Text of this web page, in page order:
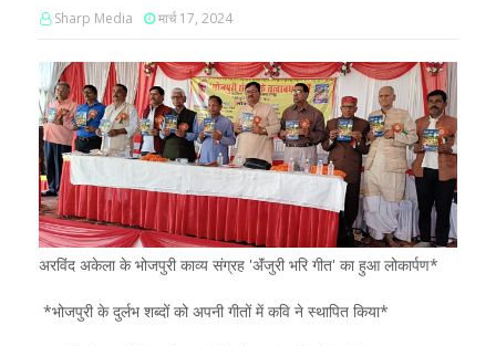
Sharp Media मार्च 17, 2024
अरविंद अकेला के भोजपुरी काव्य संग्रह 'ॲंजुरी भरि गीत' का हुआ लोकार्पण*
*भोजपुरी के दुर्लभ शब्दों को अपनी गीतों में कवि ने स्थापित किया*